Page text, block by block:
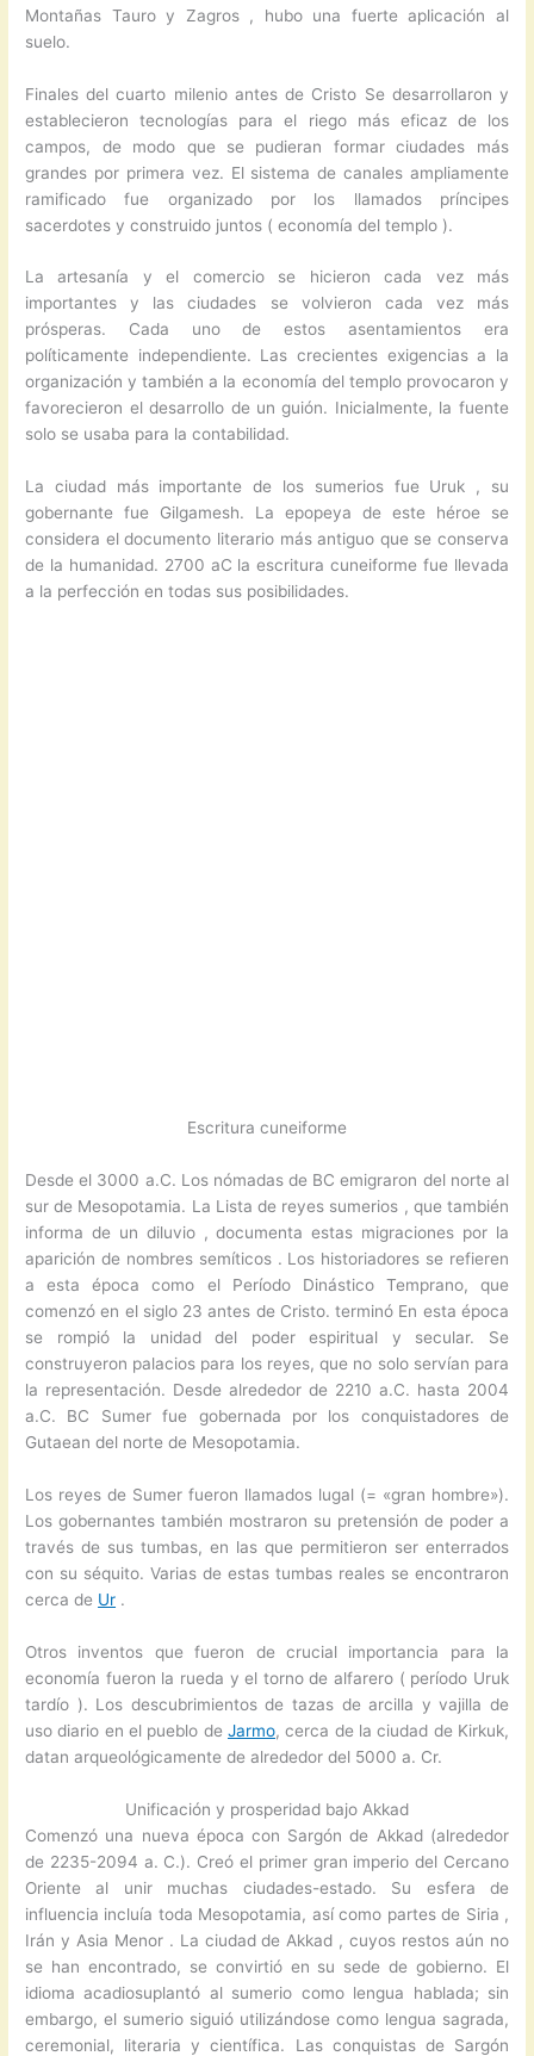
Montañas Tauro y Zagros , hubo una fuerte aplicación al
suelo.
Finales del cuarto milenio antes de Cristo Se desarrollaron y
establecieron tecnologías para el riego más eficaz de los
campos, de modo que se pudieran formar ciudades más
grandes por primera vez. El sistema de canales ampliamente
ramificado fue organizado por los llamados príncipes
sacerdotes y construido juntos ( economía del templo ).
La artesanía y el comercio se hicieron cada vez más
importantes y las ciudades se volvieron cada vez más
prósperas. Cada uno de estos asentamientos era
políticamente independiente. Las crecientes exigencias a la
organización y también a la economía del templo provocaron y
favorecieron el desarrollo de un guión. Inicialmente, la fuente
solo se usaba para la contabilidad.
La ciudad más importante de los sumerios fue Uruk , su
gobernante fue Gilgamesh. La epopeya de este héroe se
considera el documento literario más antiguo que se conserva
de la humanidad. 2700 aC la escritura cuneiforme fue llevada
a la perfección en todas sus posibilidades.
Escritura cuneiforme
Desde el 3000 a.C. Los nómadas de BC emigraron del norte al
sur de Mesopotamia. La Lista de reyes sumerios , que también
informa de un diluvio , documenta estas migraciones por la
aparición de nombres semíticos . Los historiadores se refieren
a esta época como el Período Dinástico Temprano, que
comenzó en el siglo 23 antes de Cristo. terminó En esta época
se rompió la unidad del poder espiritual y secular. Se
construyeron palacios para los reyes, que no solo servían para
la representación. Desde alrededor de 2210 a.C. hasta 2004
a.C. BC Sumer fue gobernada por los conquistadores de
Gutaean del norte de Mesopotamia.
Los reyes de Sumer fueron llamados lugal (= «gran hombre»).
Los gobernantes también mostraron su pretensión de poder a
través de sus tumbas, en las que permitieron ser enterrados
con su séquito. Varias de estas tumbas reales se encontraron
cerca de Ur .
Otros inventos que fueron de crucial importancia para la
economía fueron la rueda y el torno de alfarero ( período Uruk
tardío ). Los descubrimientos de tazas de arcilla y vajilla de
uso diario en el pueblo de Jarmo, cerca de la ciudad de Kirkuk,
datan arqueológicamente de alrededor del 5000 a. Cr.
Unificación y prosperidad bajo Akkad
Comenzó una nueva época con Sargón de Akkad (alrededor
de 2235-2094 a. C.). Creó el primer gran imperio del Cercano
Oriente al unir muchas ciudades-estado. Su esfera de
influencia incluía toda Mesopotamia, así como partes de Siria ,
Irán y Asia Menor . La ciudad de Akkad , cuyos restos aún no
se han encontrado, se convirtió en su sede de gobierno. El
idioma acadiosuplantó al sumerio como lengua hablada; sin
embargo, el sumerio siguió utilizándose como lengua sagrada,
ceremonial, literaria y científica. Las conquistas de Sargón